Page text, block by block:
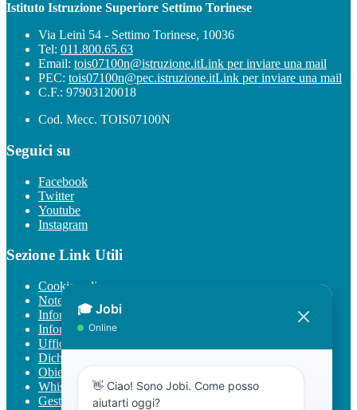
Istituto Istruzione Superiore Settimo Torinese
Via Leinì 54 - Settimo Torinese, 10036
Tel: 011.800.65.63
Email: tois07100n@istruzione.itLink per inviare una mail
PEC: tois07100n@pec.istruzione.itLink per inviare una mail
C.F.: 97903120018
Cod. Mecc. TOIS07100N
Seguici su
Facebook
Twitter
Youtube
Instagram
Sezione Link Utili
Cookie policy
Note legali
Informativa Privacy
Informativa Privacy chatbot Jobi
Ufficio Relazioni con il Pubblico
Dichiarazione di accessibilità
Obiettivi di accessibilità
Whistleblowing
Gestione consensi cookie